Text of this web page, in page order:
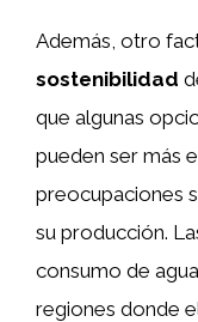
Además, otro
sostenibilidad
que algunas
pueden ser más
preocupaciones
su producción.
consumo de
regiones donde